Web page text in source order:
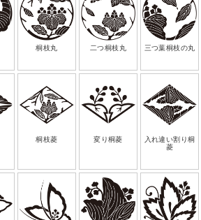
桐枝丸 二つ桐枝丸 三つ葉桐枝の丸
桐枝菱 変り桐菱
入れ違い割り桐
菱